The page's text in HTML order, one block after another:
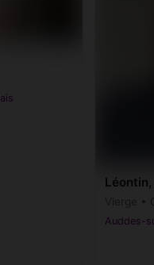
Léontin,
Auddes-